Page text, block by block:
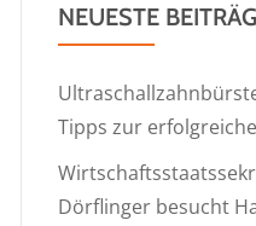
NEUESTE
Tipps zur
Dörflinger besucht